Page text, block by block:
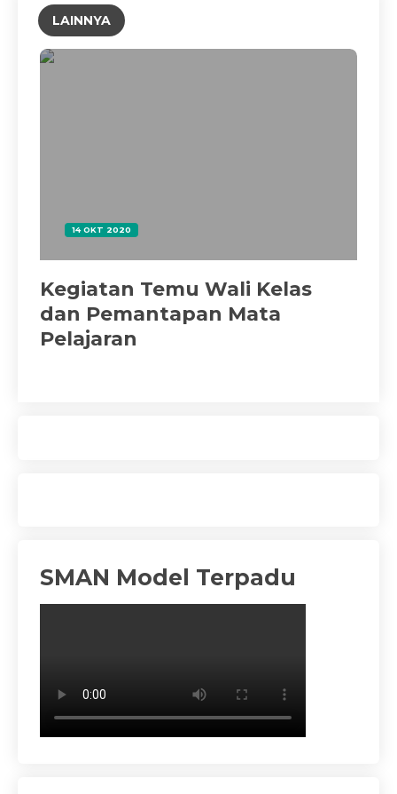
LAINNYA
14 OKT 2020
Kegiatan Temu Wali Kelas
dan Pemantapan Mata
Pelajaran
SMAN Model Terpadu